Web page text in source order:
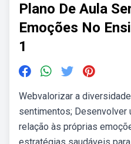
Plano De Aula
Emoções No
1
Webvalorizar a
sentimentos; Desenvolver
relação às próprias